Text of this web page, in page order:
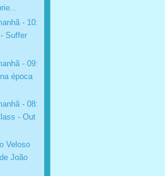
- 10:
Suffer
- 09:
época
- 08:
- Out
Veloso
João